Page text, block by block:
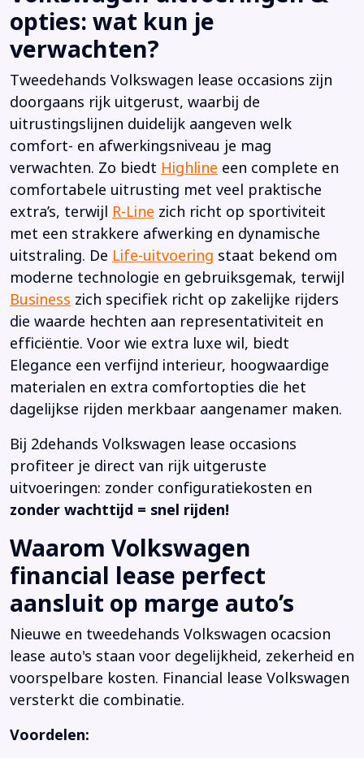
opties: wat kun je
verwachten?
Tweedehands Volkswagen lease occasions zijn
doorgaans rijk uitgerust, waarbij de
uitrustingslijnen duidelijk aangeven welk
comfort- en afwerkingsniveau je mag
verwachten. Zo biedt Highline een complete en
comfortabele uitrusting met veel praktische
extra’s, terwijl R-Line zich richt op sportiviteit
met een strakkere afwerking en dynamische
uitstraling. De Life-uitvoering staat bekend om
moderne technologie en gebruiksgemak, terwijl
Business zich specifiek richt op zakelijke rijders
die waarde hechten aan representativiteit en
efficiëntie. Voor wie extra luxe wil, biedt
Elegance een verfijnd interieur, hoogwaardige
materialen en extra comfortopties die het
dagelijkse rijden merkbaar aangenamer maken.
Bij 2dehands Volkswagen lease occasions
profiteer je direct van rijk uitgeruste
uitvoeringen: zonder configuratiekosten en
zonder wachttijd = snel rijden!
Waarom Volkswagen
financial lease perfect
aansluit op marge auto’s
Nieuwe en tweedehands Volkswagen ocacsion
lease auto's staan voor degelijkheid, zekerheid en
voorspelbare kosten. Financial lease Volkswagen
versterkt die combinatie.
Voordelen: